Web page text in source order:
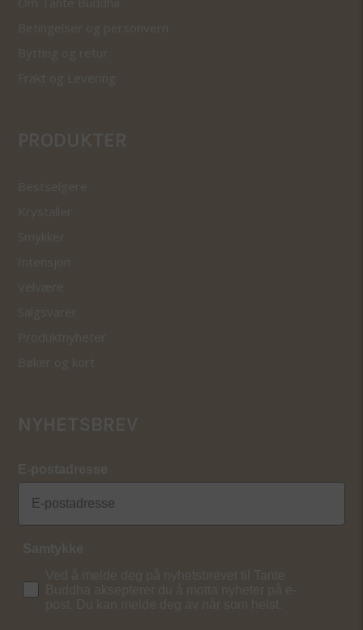
Betingelser og personvern
Bytting og retur
Frakt og Levering
PRODUKTER
Bestselgere
Krystaller
Smykker
Intensjon
Velvære
Salgsvarer
Produktnyheter
Bøker og kort
NYHETSBREV
E-postadresse
Samtykke
Ved å melde deg på nyhetsbrevet til Tante
Buddha aksepterer du å motta nyheter på e-
post. Du kan melde deg av når som helst.